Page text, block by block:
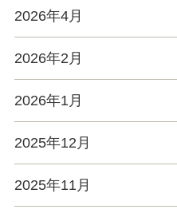
2026年4月
2026年2月
2026年1月
2025年12月
2025年11月